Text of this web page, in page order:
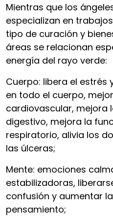
Mientras que los
especializan en
tipo de curación y
áreas se relacionan
energía del rayo verde:
Cuerpo: libera el estrés
en todo el cuerpo,
cardiovascular, mejora
digestivo, mejora la
respiratorio, alivia los
las úlceras;
Mente: emociones
estabilizadoras,
confusión y aumentar
pensamiento;